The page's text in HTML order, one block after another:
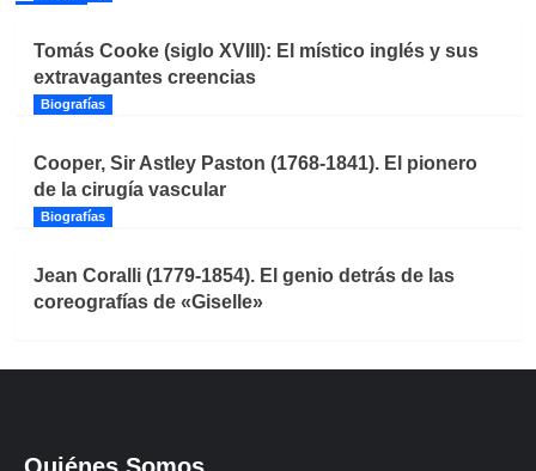
Tomás Cooke (siglo XVIII): El místico inglés y sus
extravagantes creencias
Biografías
Cooper, Sir Astley Paston (1768-1841). El pionero
de la cirugía vascular
Biografías
Jean Coralli (1779-1854). El genio detrás de las
coreografías de «Giselle»
Quiénes Somos